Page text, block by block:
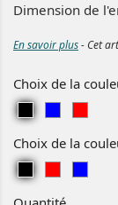
Dimension de
En savoir plus- Cet
Choix de la
i
r
e
u
u
g
e
Choix de la